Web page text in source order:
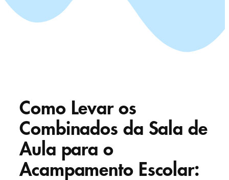
Como Levar os
Combinados da Sala de
Aula para o
Acampamento Escolar: